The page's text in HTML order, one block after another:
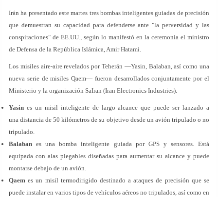
Irán ha presentado este martes tres bombas inteligentes guiadas de precisión
que demuestran su capacidad para defenderse ante "la perversidad y las
conspiraciones" de EE.UU., según lo manifestó en la ceremonia el ministro
de Defensa de la República Islámica, Amir Hatami.
Los misiles aire-aire revelados por Teherán —Yasin, Balaban, así como una
nueva serie de misiles Qaem— fueron desarrollados conjuntamente por el
Ministerio y la organización SaIran (Iran Electronics Industries).
Yasin es un misil inteligente de largo alcance que puede ser lanzado a
una distancia de 50 kilómetros de su objetivo desde un avión tripulado o no
tripulado.
Balaban es una bomba inteligente guiada por GPS y sensores. Está
equipada con alas plegables diseñadas para aumentar su alcance y puede
montarse debajo de un avión.
Qaem es un misil termodirigido destinado a ataques de precisión que se
puede instalar en varios tipos de vehículos aéreos no tripulados, así como en